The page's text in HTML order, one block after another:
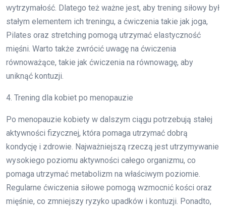
wytrzymałość. Dlatego też ważne jest, aby trening siłowy był
stałym elementem ich treningu, a ćwiczenia takie jak joga,
Pilates oraz stretching pomogą utrzymać elastyczność
mięśni. Warto także zwrócić uwagę na ćwiczenia
równoważące, takie jak ćwiczenia na równowagę, aby
uniknąć kontuzji.
4. Trening dla kobiet po menopauzie
Po menopauzie kobiety w dalszym ciągu potrzebują stałej
aktywności fizycznej, która pomaga utrzymać dobrą
kondycję i zdrowie. Najważniejszą rzeczą jest utrzymywanie
wysokiego poziomu aktywności całego organizmu, co
pomaga utrzymać metabolizm na właściwym poziomie.
Regularne ćwiczenia siłowe pomogą wzmocnić kości oraz
mięśnie, co zmniejszy ryzyko upadków i kontuzji. Ponadto,